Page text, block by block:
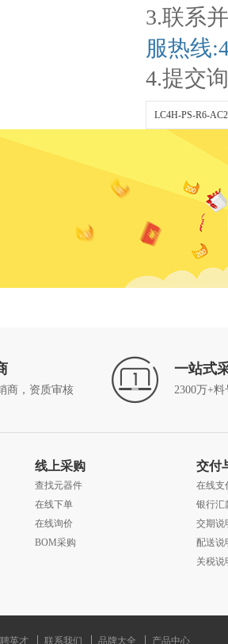
3.联系
服热线
4.提交
商，资质审核
一站式
2300万+
线上采购
查找元器件
在线下单
在线询价
BOM采购
交付
在线支
银行汇
交期说
配送说
关税说
英才 联系我们 品牌大全
产品中心